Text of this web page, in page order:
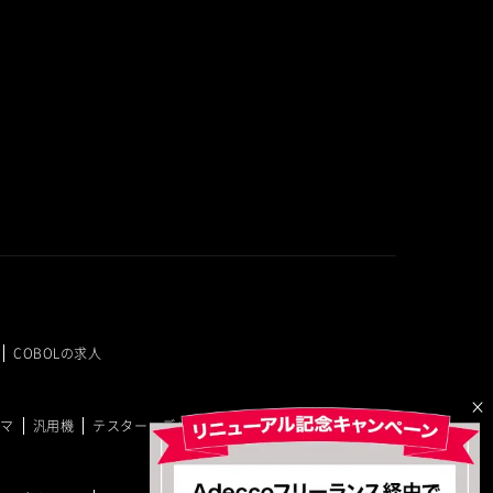
COBOLの求人
汎用機 テスター・デバッカー PM・PMO
×